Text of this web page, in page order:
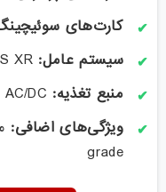
کارت‌های
سیستم عامل:
منبع تغذیه:
ویژگی‌های اضافی:
grade